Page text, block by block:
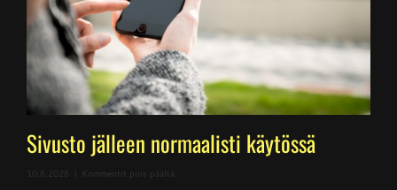
Sivusto jälleen normaalisti käytössä
10.6.2026 Kommentit pois päältä